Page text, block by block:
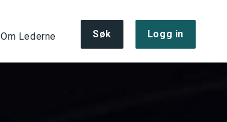
Om Lederne Søk Logg in